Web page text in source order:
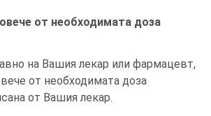
от необходимата доза
на Вашия лекар или фармацевт,
от необходимата доза
от Вашия лекар.